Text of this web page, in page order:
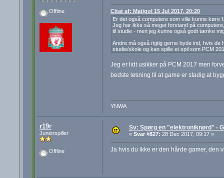
Offline
Citat af: Matigol 15 Jul 2017, 20:20
Er det også computere som ville kunne køre
Jeg har ikke så meget forstand på
til studie - men jeg kunne også godt tænke
Andre må også rigtig gerne byde ind, hvis de
studie/skole og kan spille et spil som PCM
Jeg er lidt usikker på PCM 2017 men
bedste løsning til at game er stadig at
YNWA
r19r
Juniorspiller
Offline
Sv: Spørg en "elektroniknørd" -
« Svar #827: 28 Dec 2017, 09:17 »
Ja hvis du ikke er den hårde gamer, den